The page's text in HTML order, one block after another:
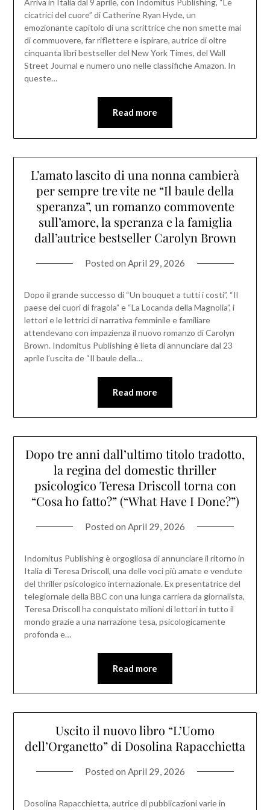
Arriva in Italia dal 9 aprile, con Indomitus Publishing, “Le
cicatrici del cuore” di Catherine Ryan Hyde, un
emozionante capitolo di una scrittrice che non smette mai
di commuovere, far riflettere e ispirare, autrice di oltre
cinquanta libri bestseller del New York Times, del Wall
Street Journal e numero uno nelle classifiche Amazon. In
queste…
Read more
L’amato lascito di una nonna cambierà
per sempre tre vite ne “Il baule della
speranza”, un romanzo commovente
sull’amore, la speranza e la famiglia
dall’autrice bestseller Carolyn Brown
Posted on April 29, 2026
Dopo il grande successo di “Un bouquet a tutti i costi”, “Il
paese dei cuori di fragola” e “La Locanda della Magnolia”, i
lettori e le lettrici di narrativa femminile e familiare
attendevano con impazienza il nuovo romanzo di Carolyn
Brown. Indomitus Publishing è lieta di annunciare dal 23
aprile l’uscita de “Il baule della…
Read more
Dopo tre anni dall’ultimo titolo tradotto,
la regina del domestic thriller
psicologico Teresa Driscoll torna con
“Cosa ho fatto?” (“What Have I Done?”)
Posted on April 29, 2026
Indomitus Publishing è orgogliosa di annunciare il ritorno in
Italia di Teresa Driscoll, una delle voci più amate e vendute
del thriller psicologico internazionale. Ex presentatrice del
telegiornale della BBC con una lunga carriera da giornalista,
Teresa Driscoll ha conquistato milioni di lettori in tutto il
mondo grazie a una narrazione tesa, psicologicamente
profonda e…
Read more
Uscito il nuovo libro “L’Uomo
dell’Organetto” di Dosolina Rapacchietta
Posted on April 29, 2026
Dosolina Rapacchietta, autrice di pubblicazioni varie in